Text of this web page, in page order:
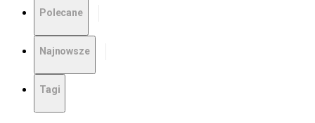
Polecane
Najnowsze
Tagi